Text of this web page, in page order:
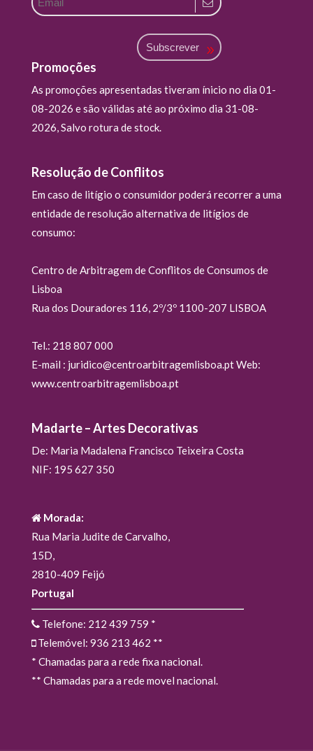
Subscrever
Promoções
As promoções apresentadas tiveram ínicio no dia 01-
08-2026 e são válidas até ao próximo dia 31-08-
2026, Salvo rotura de stock.
Resolução de Conflitos
Em caso de litígio o consumidor poderá recorrer a uma
entidade de resolução alternativa de litígios de
consumo:
Centro de Arbitragem de Conflitos de Consumos de
Lisboa
Rua dos Douradores 116, 2º/3º 1100-207 LISBOA
Tel.: 218 807 000
E-mail : juridico@centroarbitragemlisboa.pt Web:
www.centroarbitragemlisboa.pt
Madarte – Artes Decorativas
De: Maria Madalena Francisco Teixeira Costa
NIF: 195 627 350
Morada:
Rua Maria Judite de Carvalho,
15D,
2810-409 Feijó
Portugal
Telefone: 212 439 759 *
Telemóvel: 936 213 462 **
* Chamadas para a rede fixa nacional.
** Chamadas para a rede movel nacional.